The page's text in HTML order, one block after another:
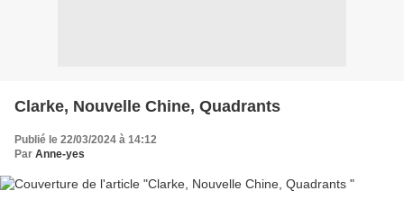
Clarke, Nouvelle Chine, Quadrants
Publié le 22/03/2024 à 14:12
Par Anne-yes